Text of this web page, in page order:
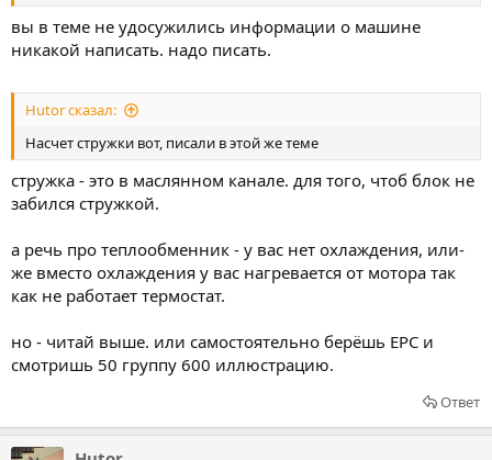
вы в теме не удосужились информации о машине
никакой написать. надо писать.
Hutor сказал:
Насчет стружки вот, писали в этой же теме
стружка - это в маслянном канале. для того, чтоб блок не
забился стружкой.
а речь про теплообменник - у вас нет охлаждения, или-
же вместо охлаждения у вас нагревается от мотора так
как не работает термостат.
но - читай выше. или самостоятельно берёшь EPC и
смотришь 50 группу 600 иллюстрацию.
Ответ